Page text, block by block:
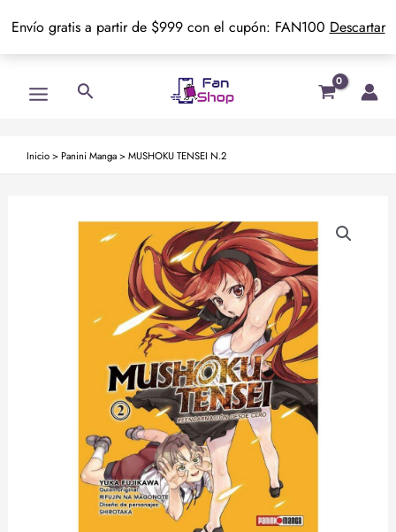
Envío gratis a partir de $999 con el cupón: FAN100 Descartar
Menu
Buscar
Inicio> Panini Manga>MUSHOKU TENSEI N.2